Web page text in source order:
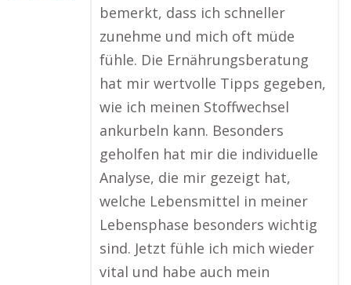
bemerkt, dass ich schneller
zunehme und mich oft müde
fühle. Die Ernährungsberatung
hat mir wertvolle Tipps gegeben,
wie ich meinen Stoffwechsel
ankurbeln kann. Besonders
geholfen hat mir die individuelle
Analyse, die mir gezeigt hat,
welche Lebensmittel in meiner
Lebensphase besonders wichtig
sind. Jetzt fühle ich mich wieder
vital und habe auch mein